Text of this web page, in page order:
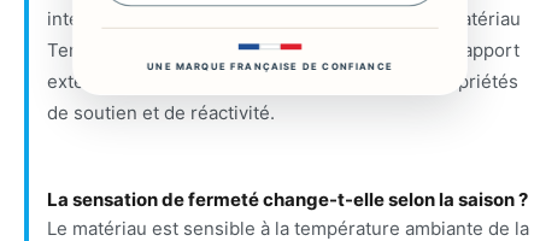
intense comme une couverture chauffante. Le matériau
Tempur réagit déjà à votre chaleur naturelle ; un apport
externe pourrait altérer temporairement ses propriétés
de soutien et de réactivité.
La sensation de fermeté change-t-elle selon la saison ?
Le matériau est sensible à la température ambiante de la
UNE MARQUE FRANÇAISE DE CONFIANCE